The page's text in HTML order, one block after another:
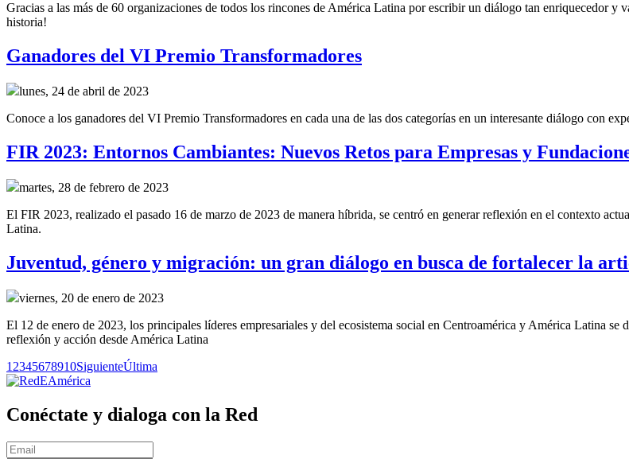
Gracias a las más de 60 organizaciones de todos los rincones de América Latina por escribir un diálogo tan enriquecedor y
historia!
Ganadores del VI Premio Transformadores
lunes, 24 de abril de 2023
Conoce a los ganadores del VI Premio Transformadores en cada una de las dos categorías en un interesante diálogo con
FIR 2023: Entornos Cambiantes: Nuevos Retos para Empresas y
martes, 28 de febrero de 2023
El FIR 2023, realizado el pasado 16 de marzo de 2023 de manera híbrida, se centró en generar reflexión en el contexto
Latina.
Juventud, género y migración: un gran diálogo en busca de fortalecer la
viernes, 20 de enero de 2023
El 12 de enero de 2023, los principales líderes empresariales y del ecosistema social en Centroamérica y América Latina
reflexión y acción desde América Latina
1 2345678910SiguienteÚltima
Conéctate y dialoga con la Red